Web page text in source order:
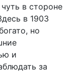
в стороне
в 1903
но
и
за